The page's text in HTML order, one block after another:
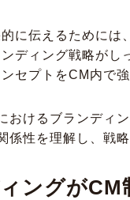
に伝えるために
ディング戦略がし
セプトをCM内で
おけるブランディ
係性を理解し、戦
ングがCM